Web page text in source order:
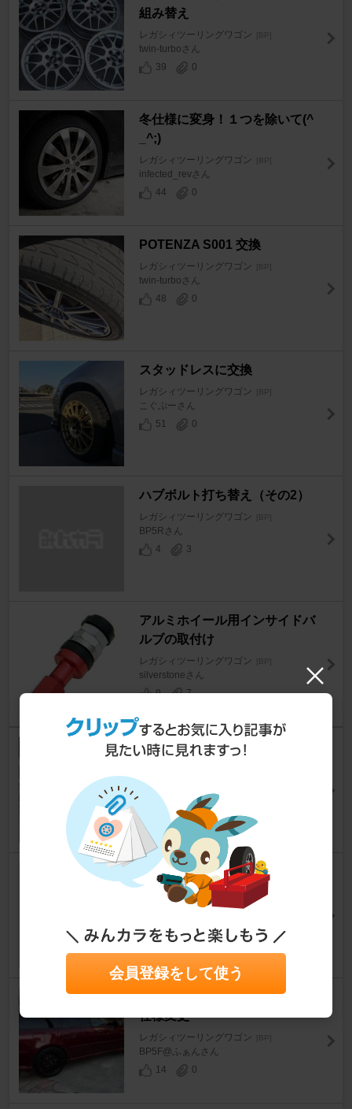
組み替え
レガシィツーリングワゴン [BP]
twin-turboさん
39
0
冬仕様に変身！１つを除いて(^
_^;)
レガシィツーリングワゴン [BP]
infected_revさん
44
0
POTENZA S001 交換
レガシィツーリングワゴン [BP]
twin-turboさん
48
0
スタッドレスに交換
レガシィツーリングワゴン [BP]
こぐぷーさん
51
0
ハブボルト打ち替え（その2）
レガシィツーリングワゴン [BP]
BP5Rさん
4
3
アルミホイール用インサイドバ
ルブの取付け
レガシィツーリングワゴン [BP]
silverstoneさん
9
7
スタッドレス用15inch新調（イ
レガシィツーリングワゴン
ぶれいず＠ＦＫＳさん
1
BPにふさわしいのは16インチ
か17インチか??考察する。
レガシィツーリングワゴン
スピードマスター＠PCX←レガシィさん
8
4
備忘録 スプリングサマー快速へ
仕様変更
レガシィツーリングワゴン [BP]
BP5F@ふぁんさん
14
0
会員登録をして使う